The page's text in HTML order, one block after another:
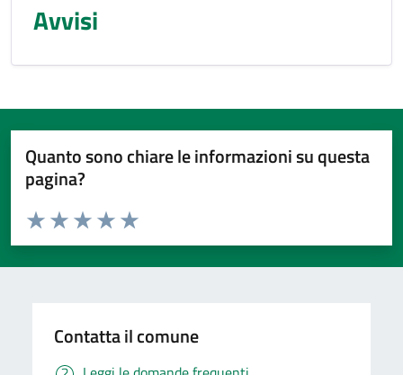
Avvisi
Quanto sono chiare le informazioni su questa
pagina?
Valuta da 1 a 5 stelle la pagina
Valuta 5 stelle su 5
Valuta 4 stelle su 5
Valuta 3 stelle su 5
Valuta 2 stelle su 5
Valuta 1 stelle su 5
Contatta il comune